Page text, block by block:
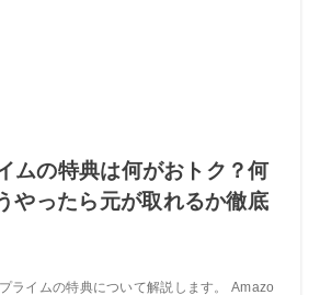
ムの特典は何がおトク？何
やったら元が取れるか徹底
ライムの特典について解説します。 Amazo